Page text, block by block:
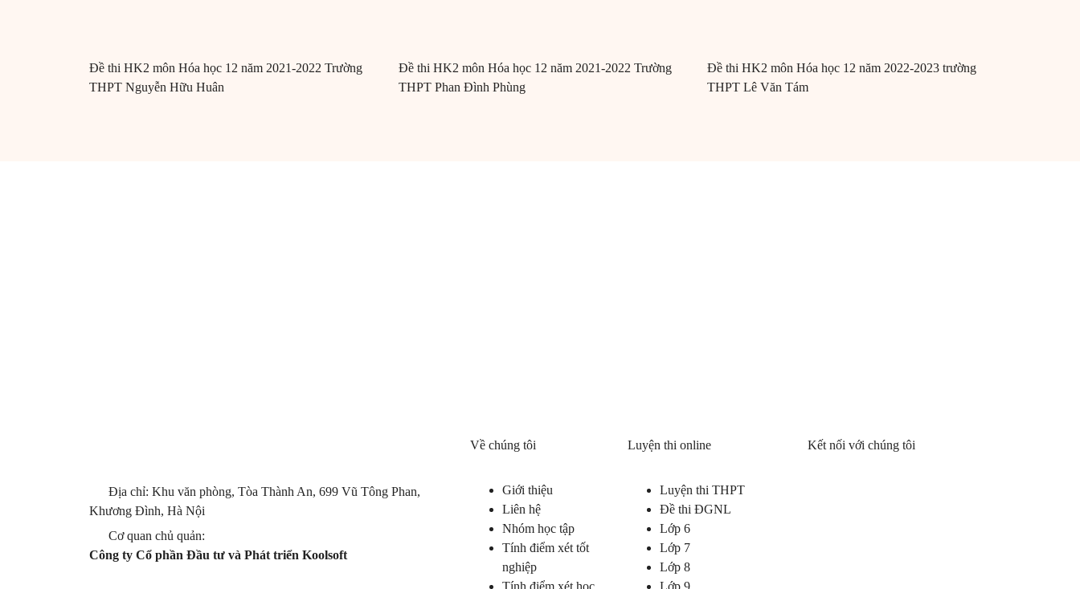
Đề thi HK2 môn Hóa học 12 năm 2021-2022 Trường
THPT Nguyễn Hữu Huân
Đề thi HK2 môn Hóa học 12 năm 2021-2022 Trường
THPT Phan Đình Phùng
Đề thi HK2 môn Hóa học 12 năm 2022-2023 trường
THPT Lê Văn Tám
Địa chỉ: Khu văn phòng, Tòa Thành An, 699 Vũ Tông Phan,
Khương Đình, Hà Nội
Cơ quan chủ quản:
Công ty Cổ phần Đầu tư và Phát triển Koolsoft
Về chúng tôi
Giới thiệu
Liên hệ
Nhóm học tập
Tính điểm xét tốt
nghiệp
Tính điểm xét học
Luyện thi online
Luyện thi THPT
Đề thi ĐGNL
Lớp 6
Lớp 7
Lớp 8
Lớp 9
Kết nối với chúng tôi